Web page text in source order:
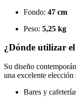
Fondo: 47 cm
Peso: 5,25 kg
¿Dónde utilizar
Su diseño
una excelente elección
Bares y